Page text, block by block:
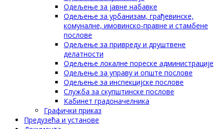
Одељење за јавне набавке
Одељење за урбанизам, грађевинске,
комуналне, имовинско-правне и стамбене
послове
Одељење за привреду и друштвене
делатности
Одељење локалне пореске администрације
Одељење за управу и опште послове
Одељење за инспекцијске послове
Служба за скупштинске послове
Кабинет градоначелника
Графички приказ
Предузећа и установе